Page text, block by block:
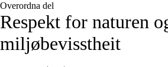
Overordna del
Respekt for naturen
miljøbevisstheit